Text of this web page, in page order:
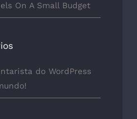
On A Small Budget
do WordPress